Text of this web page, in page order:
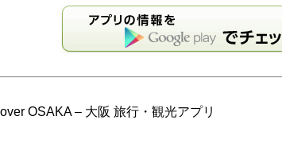
OSAKA – 大阪 旅行・観光アプリ